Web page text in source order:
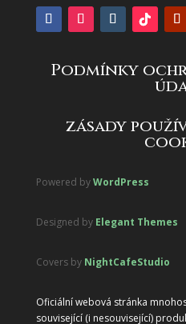
Podmínky
zásady
Powered byWordPress
Designed by Elegant Themes
Covers by NightCafeStudio
Oficiální webová stránka
související (i nesouvisející)